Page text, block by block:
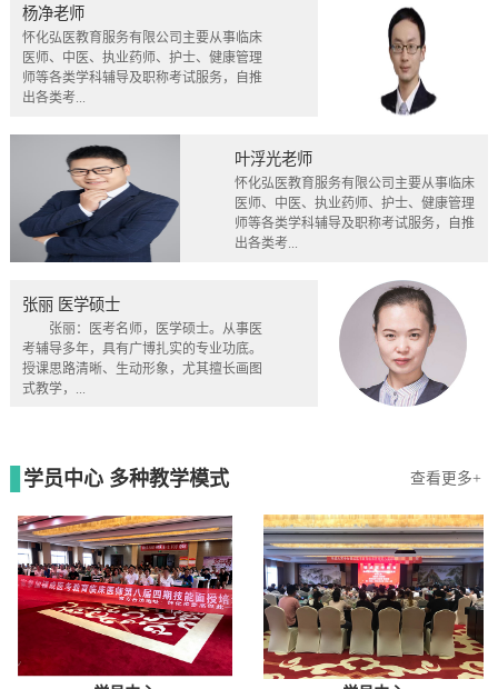
杨净老师
怀化弘医教育服务有限公司主要从事临床
医师、中医、执业药师、护士、健康管理
师等各类学科辅导及职称考试服务，自推
出各类考...
叶浮光老师
怀化弘医教育服务有限公司主要从事临床
医师、中医、执业药师、护士、健康管理
师等各类学科辅导及职称考试服务，自推
出各类考...
张丽 医学硕士
张丽：医考名师，医学硕士。从事医
考辅导多年，具有广博扎实的专业功底。
授课思路清晰、生动形象，尤其擅长画图
式教学，...
学员中心 多种教学模式 查看更多+